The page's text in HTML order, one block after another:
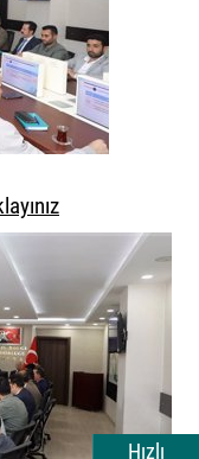
Hızlı